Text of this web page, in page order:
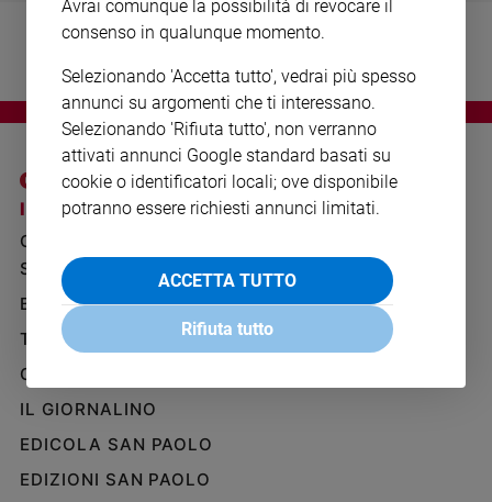
Ambiente
valore
Caso
della
settimana
Migranti
Diversità
e
inclusione
Cultura
spettacoli
I SITI SAN PAOLO
GRUPPO EDITORIALE
SAN PAOLO
BENESSERE
TELENOVA
GAZZETTA D'ALBA
IL GIORNALINO
EDICOLA SAN PAOLO
EDIZIONI SAN PAOLO
NOTE LEGALI
INFORMATIVA
WHISTLEBLOWING
SOCIAL
Avrai comunque la possibilità di revocare il
consenso in qualunque momento.
Selezionando 'Accetta tutto', vedrai più spesso
annunci su argomenti che ti interessano.
Selezionando 'Rifiuta tutto', non verranno
attivati annunci Google standard basati su
cookie o identificatori locali; ove disponibile
potranno essere richiesti annunci limitati.
ACCETTA TUTTO
Rifiuta tutto